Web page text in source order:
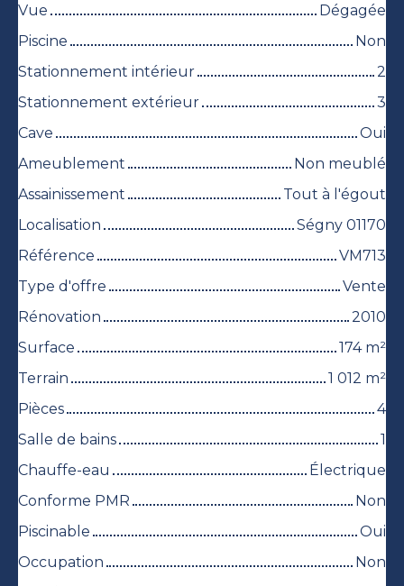
Vue
Dégagée
Piscine
Non
Stationnement intérieur
2
Stationnement extérieur
3
Cave
Oui
Ameublement
Non meublé
Assainissement
Tout à l'égout
Localisation
Ségny 01170
Référence
VM713
Type d'offre
Vente
Rénovation
2010
Surface
174 m²
Terrain
1 012 m²
Pièces
4
Salle de bains
1
Chauffe-eau
Électrique
Conforme PMR
Non
Piscinable
Oui
Occupation
Non